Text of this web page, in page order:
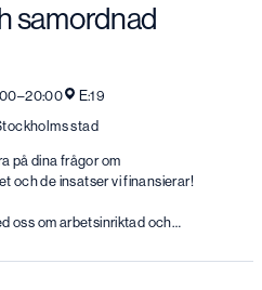
samordnad
E:19
stad
på dina frågor om
och de insatser vi finansierar!
oss om arbetsinriktad och…